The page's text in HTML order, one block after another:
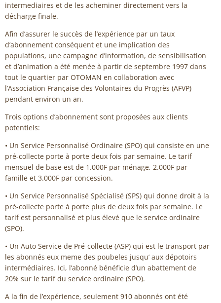
intermediaires et de les acheminer directement vers la
décharge finale.
Afin d’assurer le succès de l’expérience par un taux
d’abonnement conséquent et une implication des
populations, une campagne d’information, de sensibilisation
et d’animation a été menée à partir de septembre 1997 dans
tout le quartier par OTOMAN en collaboration avec
l’Association Française des Volontaires du Progrès (AFVP)
pendant environ un an.
Trois options d’abonnement sont proposées aux clients
potentiels:
• Un Service Personnalisé Ordinaire (SPO) qui consiste en une
pré-collecte porte à porte deux fois par semaine. Le tarif
mensuel de base est de 1.000F par ménage, 2.000F par
famille et 3.000F par concession.
• Un Service Personnalisé Spécialisé (SPS) qui donne droit à la
pré-collecte porte à porte plus de deux fois par semaine. Le
tarif est personnalisé et plus élevé que le service ordinaire
(SPO).
• Un Auto Service de Pré-collecte (ASP) qui est le transport par
les abonnés eux meme des poubeles jusqu’ aux dépotoirs
intermédiaires. Ici, l’abonné bénéficie d’un abattement de
20% sur le tarif du service ordinaire (SPO).
A la fin de l’expérience, seulement 910 abonnés ont été